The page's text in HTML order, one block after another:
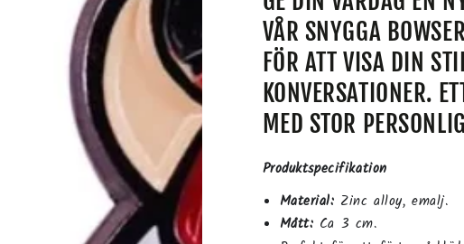
VÅR SNYGGA
FÖR ATT VISA DIN
KONVERSATIONER.
MED STOR
Produktspecifikation
Material: Zinc alloy, emalj.
Mått: Ca 3 cm.